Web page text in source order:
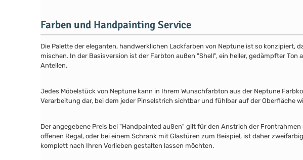
Farben und Handpainting Service
Die Palette der eleganten, handwerklichen Lackfarben von Neptune ist so
mischen. In der Basisversion ist der Farbton außen "Shell", ein heller, gedämpfter
Anteilen.
Jedes Möbelstück von Neptune kann in Ihrem Wunschfarbton aus der Neptune
Verarbeitung dar, bei dem jeder Pinselstrich sichtbar und fühlbar auf der Oberfläche
Der angegebene Preis bei "Handpainted außen" gilt für den Anstrich der
offenen Regal, oder bei einem Schrank mit Glastüren zum Beispiel, ist daher
komplett nach Ihren Vorlieben gestalten lassen möchten.